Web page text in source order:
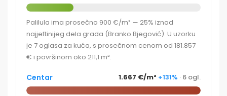
Palilula ima prosečno 900 €/m² — 25% iznad
najjeftinijeg dela grada (Branko Bjegović). U uzorku
je 7 oglasa za kuća, s prosečnom cenom od 181.857
€ i površinom oko 211,1 m².
Centar 1.667 €/m² +131% · 6 ogl.